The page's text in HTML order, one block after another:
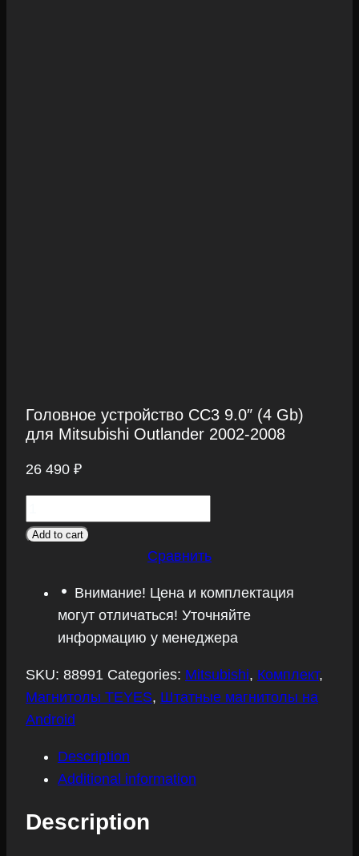
Головное устройство CC3 9.0″ (4 Gb)
для Mitsubishi Outlander 2002-2008
26 490 ₽
устройство
Outlander
2002-
2008
quantity
Add to cart
Сравнить
Внимание! Цена и комплектация
могут отличаться! Уточняйте
информацию у менеджера
SKU: 88991 Categories: Mitsubishi, Комплект,
Магнитолы TEYES, Штатные магнитолы на
Android
Description
Additional information
Description